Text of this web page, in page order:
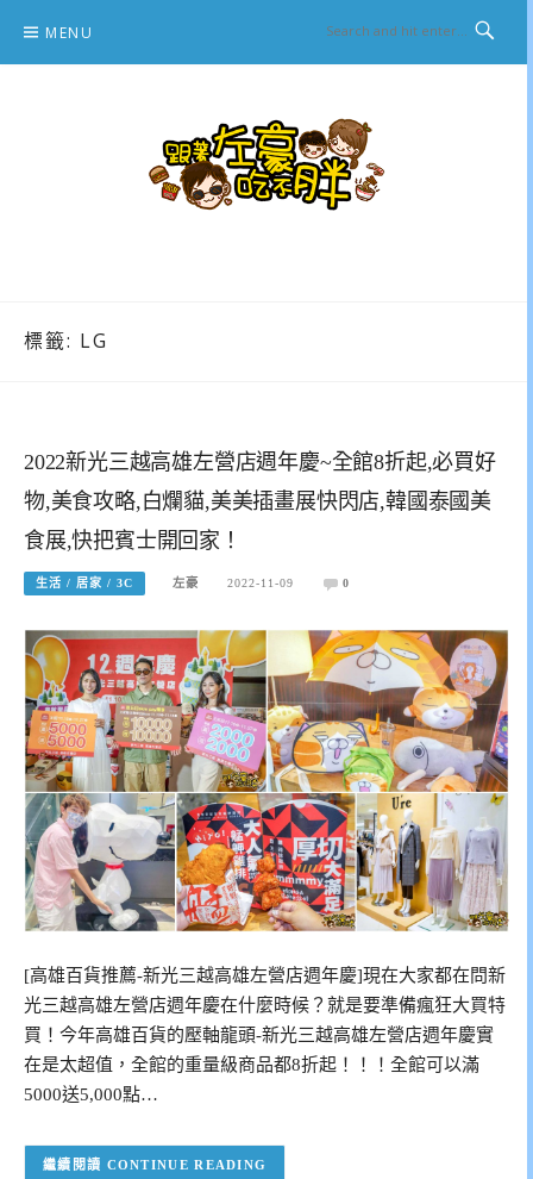
content
MENU
標籤: LG
2022新光三越高雄左營店週年慶~全館8折起,必買好
物,美食攻略,白爛貓,美美插畫展快閃店,韓國泰國美
食展,快把賓士開回家！
生活 / 居家 / 3C 左豪 2022-11-09 0
[高雄百貨推薦-新光三越高雄左營店週年慶]現在大家都在問新
光三越高雄左營店週年慶在什麼時候？就是要準備瘋狂大買特
買！今年高雄百貨的壓軸龍頭-新光三越高雄左營店週年慶實
在是太超值，全館的重量級商品都8折起！！！全館可以滿
5000送5,000點…
CONTINUE READING